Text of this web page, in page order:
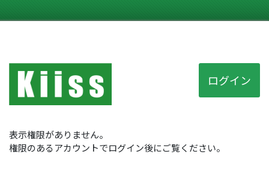
ログイン
表示権限がありません。
権限のあるアカウントでログイン後にご覧ください。